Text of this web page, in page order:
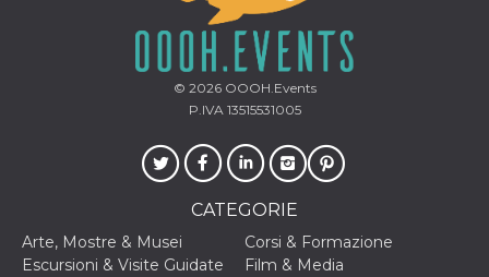
© 2026OOOH.Events
P.IVA 13515531005
CATEGORIE
Arte, Mostre & Musei
Corsi & Formazione
Escursioni & Visite Guidate
Film & Media